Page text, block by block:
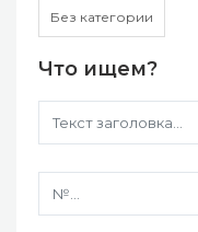
Без категории
Что ищем?